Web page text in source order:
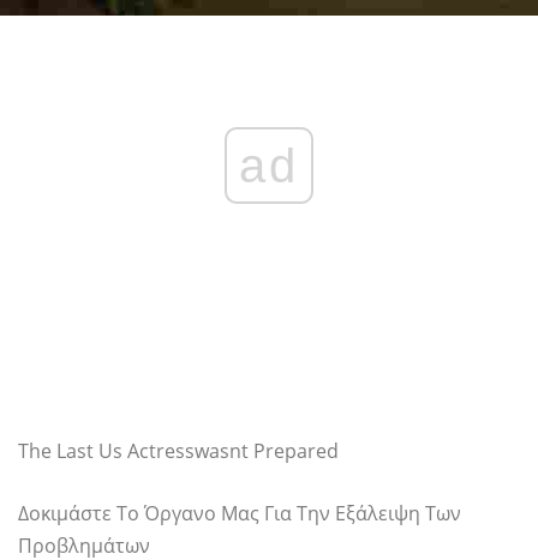
ad
The Last Us Actresswasnt Prepared
Δοκιμάστε Το Όργανο Μας Για Την Εξάλειψη Των
Προβλημάτων